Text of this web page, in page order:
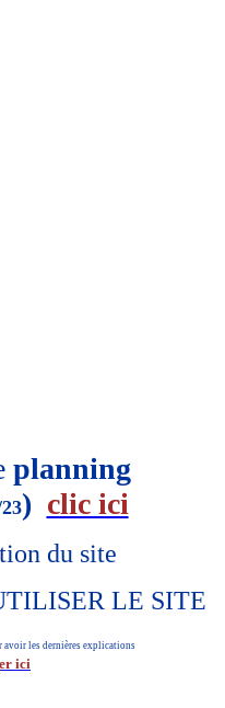
planning
) clic ici
du site
LE SITE
avoir les dernières explications
ici